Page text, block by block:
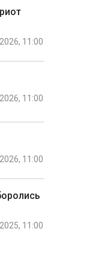
11:00
11:00
11:00
11:00